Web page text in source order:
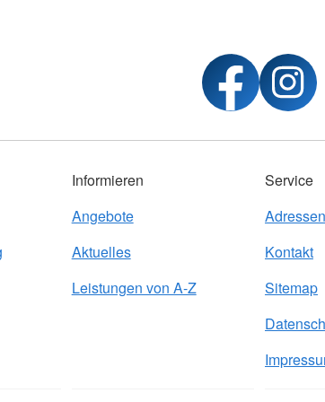
Informieren
Angebote
Aktuelles
Leistungen von A-Z
Service
Adressen
Kontakt
Sitemap